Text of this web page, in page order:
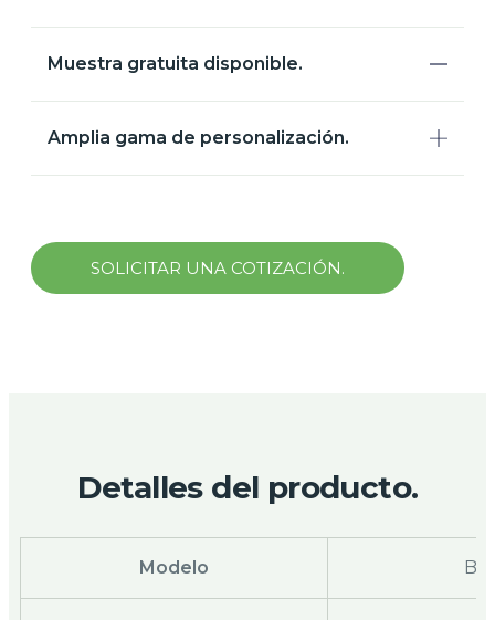
Muestra gratuita disponible.
Amplia gama de personalización.
SOLICITAR UNA COTIZACIÓN.
Detalles del producto.
Modelo